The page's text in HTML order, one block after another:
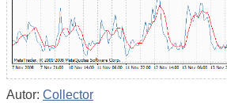
Autor: Collector